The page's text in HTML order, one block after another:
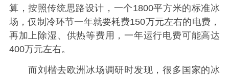
算，按照传统思路设计，一个1800平方米的标准冰
场，仅制冷环节一年就要耗费150万元左右的电费，
再加上除湿、供热等费用，一年运行电费可能高达
400万元左右。
而刘楷去欧洲冰场调研时发现，很多国家的冰